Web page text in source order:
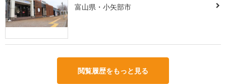
富山県・小矢部市
閲覧履歴をもっと見る